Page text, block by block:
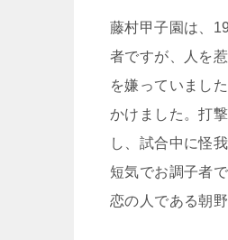
藤村甲子園は、
者ですが、人を
を嫌っていまし
かけました。打
し、試合中に怪
短気でお調子者
恋の人である朝